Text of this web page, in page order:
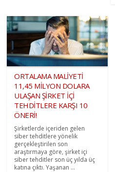
ORTALAMA MALİYETİ
11,45 MİLYON DOLARA
ULAŞAN ŞİRKET İÇİ
TEHDİTLERE KARŞI 10
ÖNERİ!
Şirketlerde içeriden gelen
siber tehditlere yönelik
gerçekleştirilen son
araştırmaya göre, şirket içi
siber tehditler son üç yılda üç
katına çıktı. Yaşanan ...